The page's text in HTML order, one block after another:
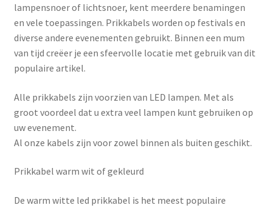
lampensnoer of lichtsnoer, kent meerdere benamingen
en vele toepassingen. Prikkabels worden op festivals en
diverse andere evenementen gebruikt. Binnen een mum
van tijd creëer je een sfeervolle locatie met gebruik van dit
populaire artikel.
Alle prikkabels zijn voorzien van LED lampen. Met als
groot voordeel dat u extra veel lampen kunt gebruiken op
uw evenement.
Al onze kabels zijn voor zowel binnen als buiten geschikt.
Prikkabel warm wit of gekleurd
De warm witte led prikkabel is het meest populaire